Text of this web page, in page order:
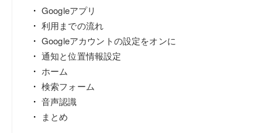
Googleアプリ
利用までの流れ
Googleアカウントの設定をオンに
通知と位置情報設定
ホーム
検索フォーム
音声認識
まとめ